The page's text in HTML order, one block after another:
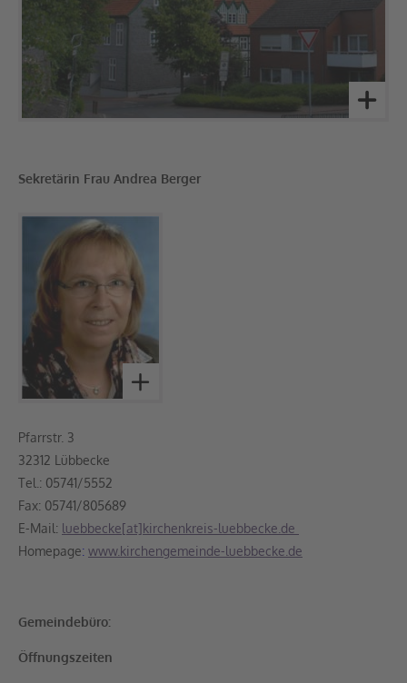
Sekretärin Frau Andrea Berger
Pfarrstr. 3
32312 Lübbecke
Tel.: 05741/5552
Fax: 05741/805689
E-Mail: luebbecke[at]kirchenkreis-luebbecke.de
Homepage: www.kirchengemeinde-luebbecke.de
Gemeindebüro:
Öffnungszeiten